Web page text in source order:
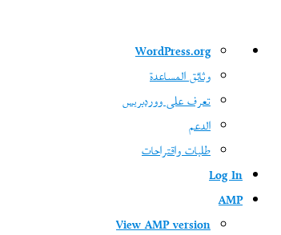
ووردبريس
WordPress.org
وثائق المساعدة
تعرف على ووردبريس
الدعم
طلبات واقتراحات
Log In
AMP
View AMP version